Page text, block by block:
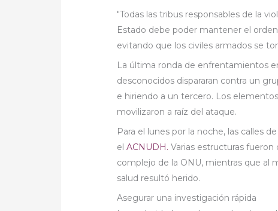
"Todas las tribus responsables de la
Estado debe poder mantener el
evitando que los civiles armados se
La última ronda de enfrentamientos
desconocidos dispararan contra un
e hiriendo a un tercero. Los
movilizaron a raíz del ataque.
Para el lunes por la noche, las calles
elACNUDH. Varias estructuras fueron
complejo de la ONU, mientras que al
salud resultó herido.
Asegurar una investigación rápida